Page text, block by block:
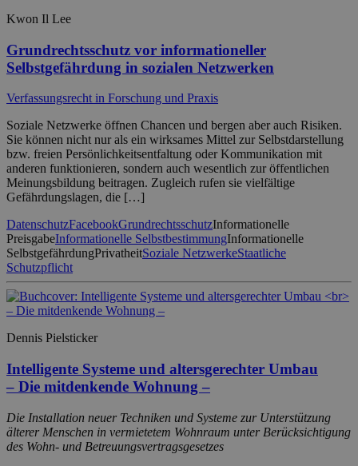
Kwon Il Lee
Grundrechtsschutz vor informationeller
Selbstgefährdung in sozialen Netzwerken
Verfassungsrecht in Forschung und Praxis
Soziale Netzwerke öffnen Chancen und bergen aber auch Risiken.
Sie können nicht nur als ein wirksames Mittel zur Selbstdarstellung
bzw. freien Persönlichkeitsentfaltung oder Kommunikation mit
anderen funktionieren, sondern auch wesentlich zur öffentlichen
Meinungsbildung beitragen. Zugleich rufen sie vielfältige
Gefährdungslagen, die […]
DatenschutzFacebookGrundrechtsschutzInformationelle
PreisgabeInformationelle SelbstbestimmungInformationelle
SelbstgefährdungPrivatheitSoziale NetzwerkeStaatliche
Schutzpflicht
Dennis Pielsticker
Intelligente Systeme und altersgerechter Umbau
– Die mitdenkende Wohnung –
Die Installation neuer Techniken und Systeme zur Unterstützung
älterer Menschen in vermietetem Wohnraum unter Berücksichtigung
des Wohn- und Betreuungsvertragsgesetzes